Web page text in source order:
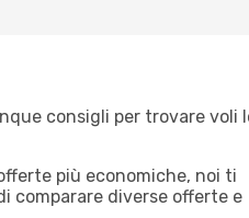
consigli per trovare voli
più economiche, noi ti
comparare diverse offerte e